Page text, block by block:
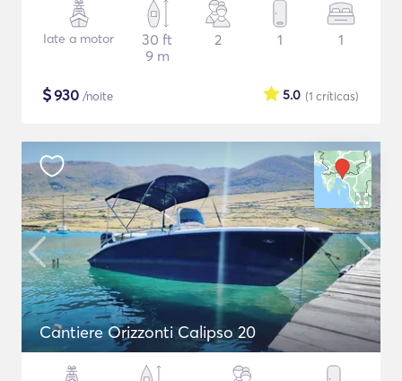
Iate a motor
30 ft
9 m
2 1 1
$930 /noite (1 críticas)
5.0
Cantiere Orizzonti Calipso 20